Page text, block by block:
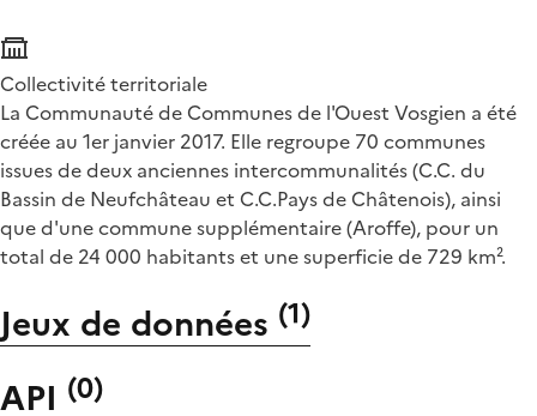
Collectivité territoriale
La Communauté de Communes de l'Ouest Vosgien a été
créée au 1er janvier 2017. Elle regroupe 70 communes
issues de deux anciennes intercommunalités (C.C. du
Bassin de Neufchâteau et C.C.Pays de Châtenois), ainsi
que d'une commune supplémentaire (Aroffe), pour un
total de 24 000 habitants et une superficie de 729 km².
Jeux de données (1)
API (0)